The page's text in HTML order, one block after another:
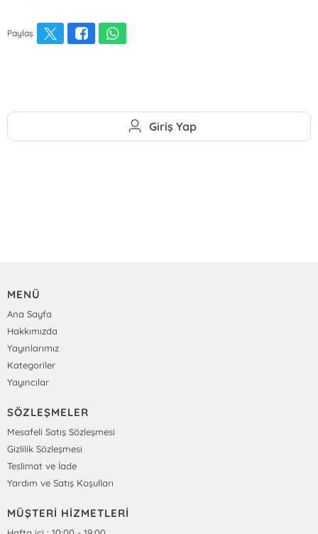
Paylaş
Giriş Yap
MENÜ
Ana Sayfa
Hakkımızda
Yayınlarımız
Kategoriler
Yayıncılar
SÖZLEŞMELER
Mesafeli Satış Sözleşmesi
Gizlilik Sözleşmesi
Teslimat ve İade
Yardım ve Satış Koşulları
MÜŞTERİ HİZMETLERİ